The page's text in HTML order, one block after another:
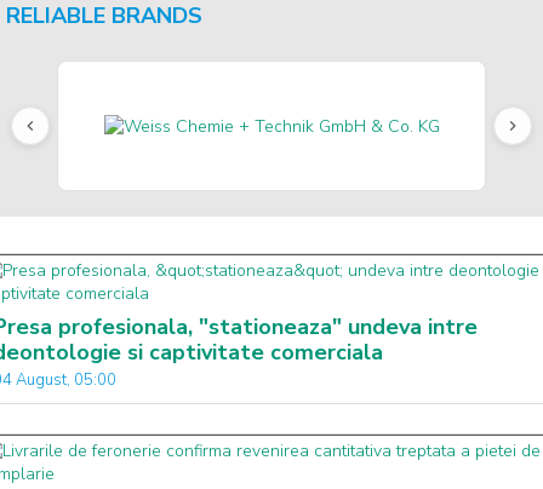
RELIABLE BRANDS
profesionala, "stationeaza" undeva intre
si captivitate comerciala
August, 05:00